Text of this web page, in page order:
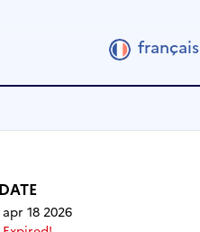
français
DATE
apr 18 2026